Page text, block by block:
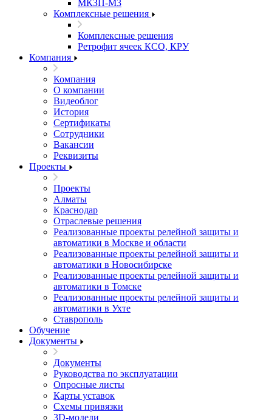
МКЗП-М3
Комплексные решения
Комплексные решения
Ретрофит ячеек КСО, КРУ
Компания
Компания
О компании
Видеоблог
История
Сертификаты
Сотрудники
Вакансии
Реквизиты
Проекты
Проекты
Алматы
Краснодар
Отраслевые решения
Реализованные проекты релейной защиты и
автоматики в Москве и области
Реализованные проекты релейной защиты и
автоматики в Новосибирске
Реализованные проекты релейной защиты и
автоматики в Томске
Реализованные проекты релейной защиты и
автоматики в Ухте
Ставрополь
Обучение
Документы
Документы
Руководства по эксплуатации
Опросные листы
Карты уставок
Схемы привязки
3D-модели